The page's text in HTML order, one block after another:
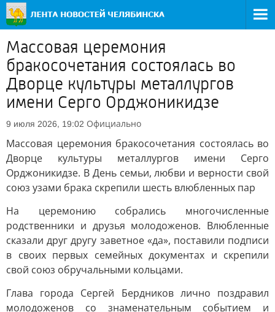
Массовая церемония
бракосочетания состоялась во
Дворце культуры металлургов
имени Серго Орджоникидзе
9 июля 2026, 19:02 Официально
Массовая церемония бракосочетания состоялась во
Дворце культуры металлургов имени Серго
Орджоникидзе. В День семьи, любви и верности свой
союз узами брака скрепили шесть влюбленных пар
На церемонию собрались многочисленные
родственники и друзья молодоженов. Влюбленные
сказали друг другу заветное «да», поставили подписи
в своих первых семейных документах и скрепили
свой союз обручальными кольцами.
Глава города Сергей Бердников лично поздравил
молодоженов со знаменательным событием и